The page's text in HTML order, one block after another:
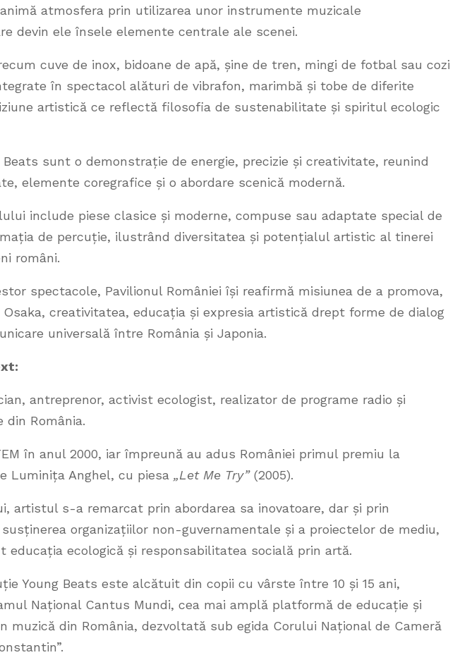
atmosfera prin utilizarea unor instrumente muzicale
devin ele însele elemente centrale ale scenei.
cuve de inox, bidoane de apă, șine de tren, mingi de fotbal sau cozi
în spectacol alături de vibrafon, marimbă și tobe de diferite
artistică ce reflectă filosofia de sustenabilitate și spiritul ecologic
Beats sunt o demonstrație de energie, precizie și creativitate, reunind
elemente coregrafice și o abordare scenică modernă.
include piese clasice și moderne, compuse sau adaptate special de
de percuție, ilustrând diversitatea și potențialul artistic al tinerei
români.
spectacole, Pavilionul României își reafirmă misiunea de a promova,
Osaka, creativitatea, educația și expresia artistică drept forme de dialog
universală între România și Japonia.
antreprenor, activist ecologist, realizator de programe radio și
din România.
în anul 2000, iar împreună au adus României primul premiu la
Luminița Anghel, cu piesa „Let Me Try”(2005).
artistul s-a remarcat prin abordarea sa inovatoare, dar și prin
organizațiilor non-guvernamentale și a proiectelor de mediu,
educația ecologică și responsabilitatea socială prin artă.
Young Beats este alcătuit din copii cu vârste între 10 și 15 ani,
Național Cantus Mundi, cea mai amplă platformă de educație și
muzică din România, dezvoltată sub egida Corului Național de Cameră